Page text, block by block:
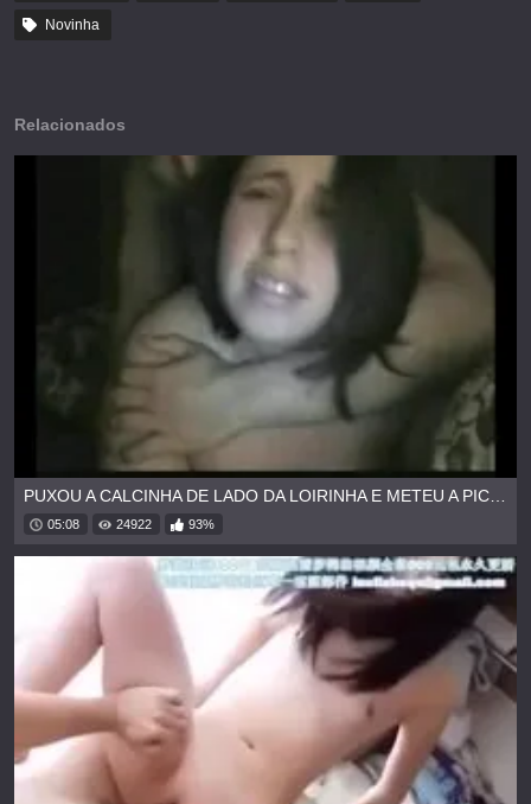
Novinha
Relacionados
05:08 24922 93%